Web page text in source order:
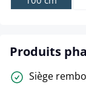
Produits
Siège